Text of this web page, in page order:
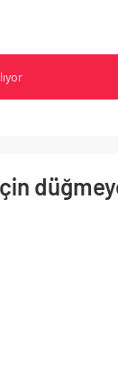
maliyet baskısına
sürdürdü
hızlı demiryolu